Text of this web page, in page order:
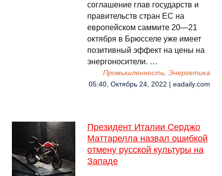
соглашение глав государств и
правительств стран ЕС на
европейском саммите 20—21
октября в Брюсселе уже имеет
позитивный эффект на цены на
энергоносители. …
Промышленность, Энергетика
05:40, Октябрь 24, 2022 | eadaily.com
Президент Италии Серджо
Маттарелла назвал ошибкой
отмену русской культуры на
Западе